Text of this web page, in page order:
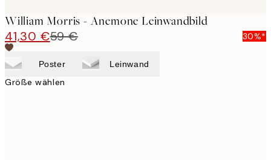
William Morris - Anemone Leinwandbild
41,30 €59 € 30%*
Poster Leinwand
Größe wählen